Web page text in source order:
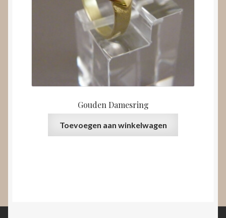
Gouden Damesring
Toevoegen aan winkelwagen